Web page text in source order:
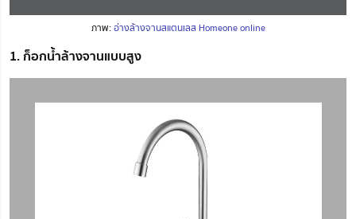
ภาพ:อ่างล้างจานสแตนเลส Homeone online
1. ก็อกน้ำล้างจานแบบสูง